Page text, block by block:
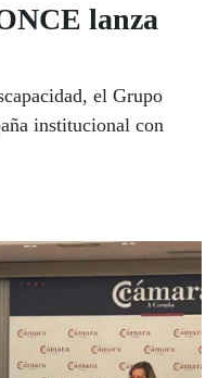
lanza
el Grupo
institucional con